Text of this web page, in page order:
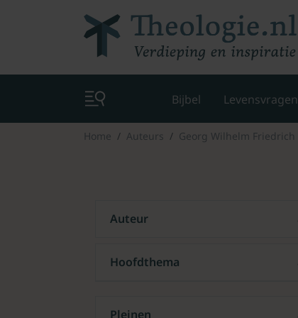
Bijbel Levensvragen
Home Auteurs Georg Wilhelm Friedrich
Auteur
Hoofdthema
Pleinen